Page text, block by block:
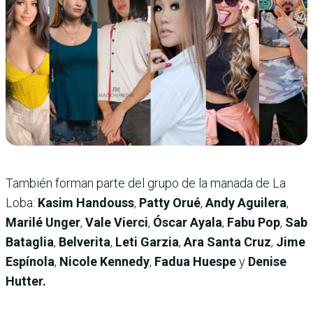
También forman parte del grupo de la manada de La
Loba: Kasim Handouss, Patty Orué, Andy Aguilera,
Marilé Unger, Vale Vierci, Óscar Ayala, Fabu Pop, Sab
Bataglia, Belverita, Leti Garzia, Ara Santa Cruz, Jime
Espínola, Nicole Kennedy, Fadua Huespey Denise
Hutter.